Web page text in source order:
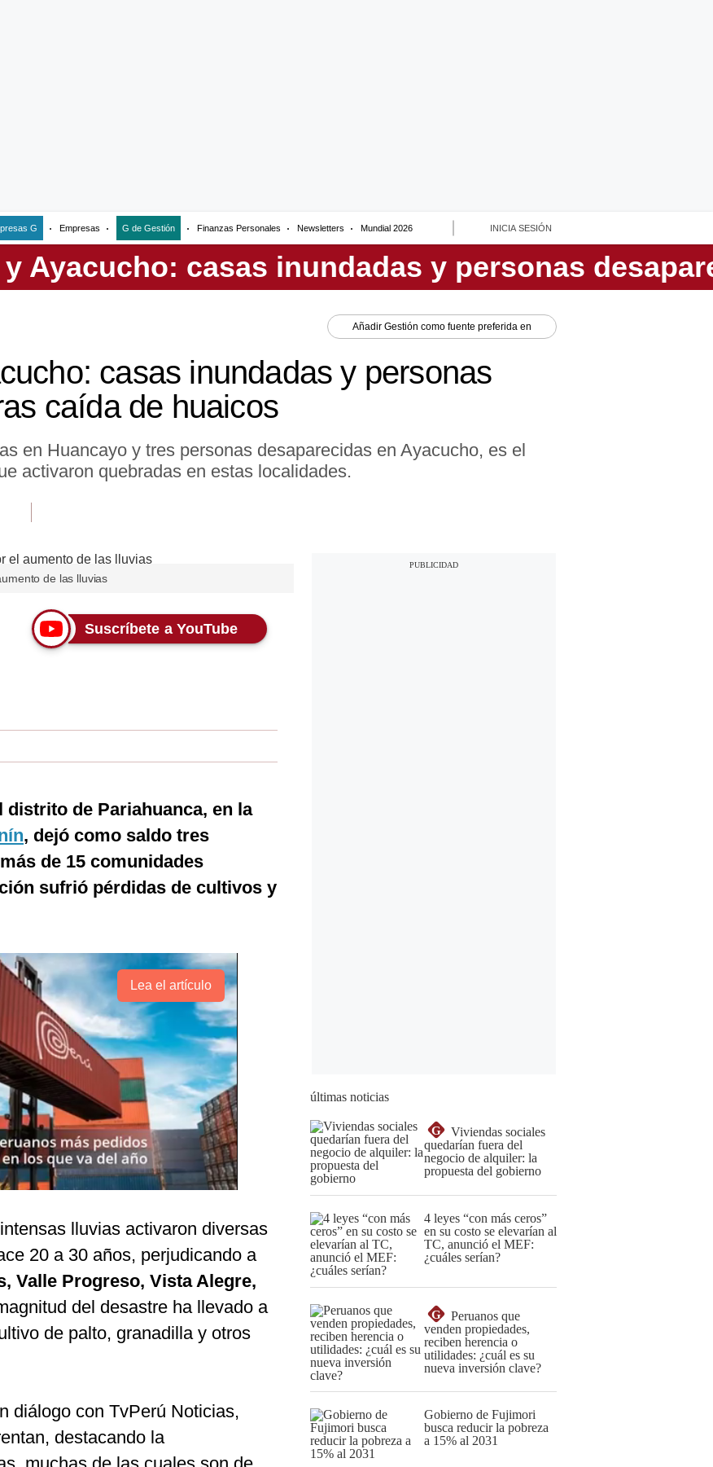
G Empresas G de Gestión Finanzas Personales Newsletters Mundial 2026 INICIA SESIÓN
Añadir Gestión como fuente preferida en
casas inundadas y personas
caída de huaicos
en Huancayo y tres personas desaparecidas en Ayacucho, es el
activaron quebradas en estas localidades.
de las lluvias
Suscríbete a YouTube
distrito de Pariahuanca, en la
, dejó como saldo tres
de 15 comunidades
sufrió pérdidas de cultivos y
Lea el artículo
lluvias activaron diversas
20 a 30 años, perjudicando a
Valle Progreso, Vista Alegre,
del desastre ha llevado a
de palto, granadilla y otros
diálogo con TvPerú Noticias,
destacando la
últimas noticias
G
Viviendas sociales
quedarían fuera del
negocio de alquiler: la
propuesta del gobierno
4 leyes “con más ceros”
en su costo se elevarían al
TC, anunció el MEF:
¿cuáles serían?
G
Peruanos que
venden propiedades,
reciben herencia o
utilidades: ¿cuál es su
nueva inversión clave?
Gobierno de Fujimori
busca reducir la pobreza
a 15% al 2031